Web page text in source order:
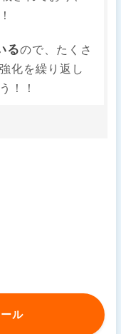
るので、たくさ
化を繰り返し
！！
ル